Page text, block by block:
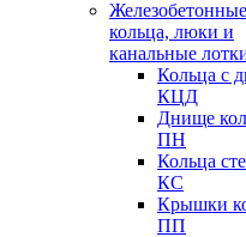
Железобетонные
кольца, люки и
канальные
Кольца с
КЦД
Днище
ПН
Кольца
КС
Крышки
ПП